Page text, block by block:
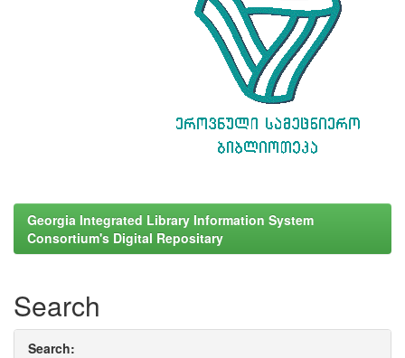
Georgia Integrated Library Information System
Consortium's Digital Repositary
Search
Search: